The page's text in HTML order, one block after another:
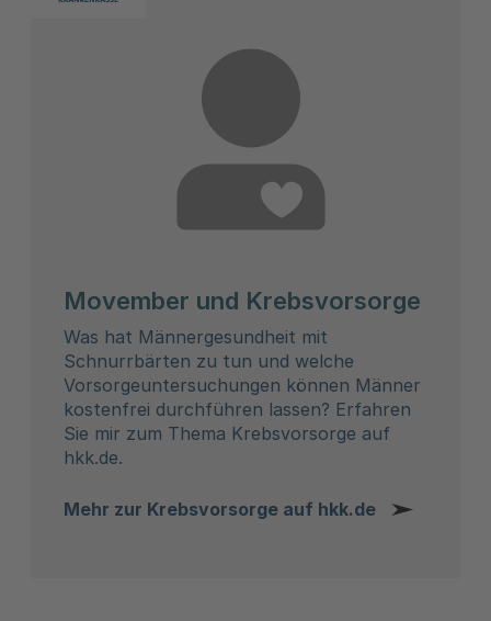
Movember und Krebsvorsorge
Was hat Männergesundheit mit
Schnurrbärten zu tun und welche
Vorsorgeuntersuchungen können Männer
kostenfrei durchführen lassen? Erfahren
Sie mir zum Thema Krebsvorsorge auf
hkk.de.
Mehr zur Krebsvorsorge auf hkk.de